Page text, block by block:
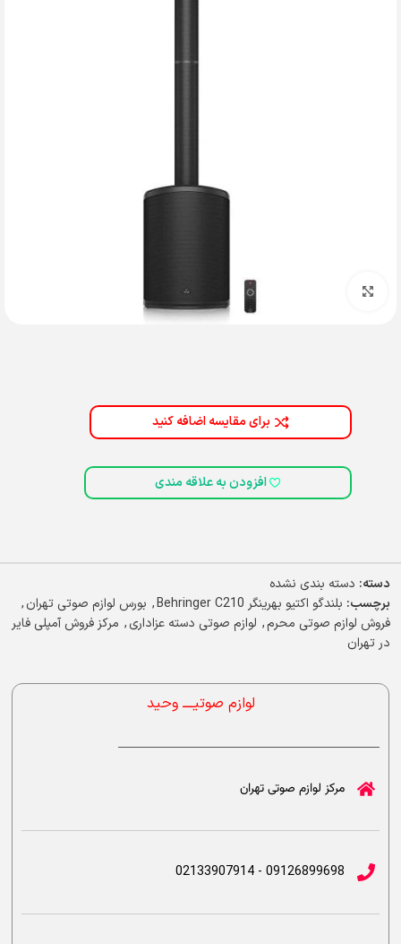
برای مقایسه اضافه کنید
افزودن به علاقه مندی
دسته: دسته بندی نشده
برچسب: بلندگو اکتیو بهرینگر Behringer C210 , بورس لوازم صوتی تهران,
فروش لوازم صوتی محرم, لوازم صوتی دسته عزاداری, مرکز فروش آمپلی فایر
در تهران
لوازم صوتیــــ وحید
مرکز لوازم صوتی تهران
09126899698 - 02133907914